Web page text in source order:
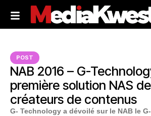
POST
NAB 2016 – G-
première solution NAS
créateurs de contenus
G- Technology a dévoilé sur le NAB le